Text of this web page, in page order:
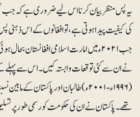
یہ پس منظر بیان کرنا اس لیے ضروری ہے کہ جب
کی کیفیت پیدا ہو تی ہے، تو افغانوں کے اس ذہنی پس
جب ۲۰۲۱ء میں امارت اسلامی افغانستان بحال ہو
نے ان سے کئی توقعات وابستہ کیں۔ اس سے
(۱۹۹۶ء-۲۰۰۱ء) طالبان اور پاکستان کے
تھے۔ پاکستان نے ان کی حکومت کو رسمی طور پر